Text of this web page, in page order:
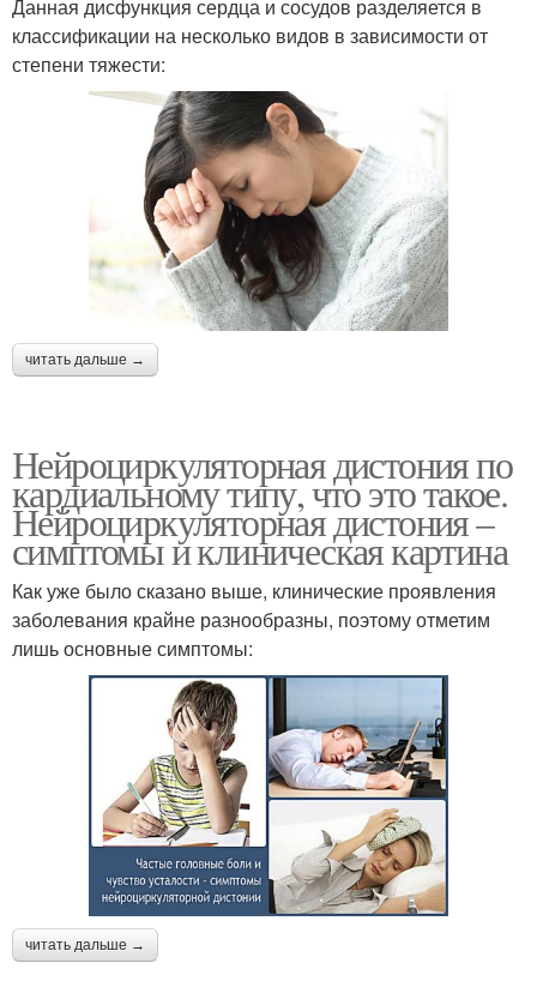
Данная дисфункция сердца и сосудов разделяется в
классификации на несколько видов в зависимости от
степени тяжести:
читать дальше →
Нейроциркуляторная дистония по
кардиальному типу, что это такое.
Нейроциркуляторная дистония –
симптомы и клиническая картина
Как уже было сказано выше, клинические проявления
заболевания крайне разнообразны, поэтому отметим
лишь основные симптомы:
читать дальше →